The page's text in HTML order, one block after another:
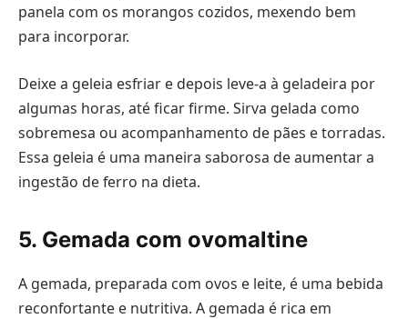
panela com os morangos cozidos, mexendo bem
para incorporar.
Deixe a geleia esfriar e depois leve-a à geladeira por
algumas horas, até ficar firme. Sirva gelada como
sobremesa ou acompanhamento de pães e torradas.
Essa geleia é uma maneira saborosa de aumentar a
ingestão de ferro na dieta.
5. Gemada com ovomaltine
A gemada, preparada com ovos e leite, é uma bebida
reconfortante e nutritiva. A gemada é rica em